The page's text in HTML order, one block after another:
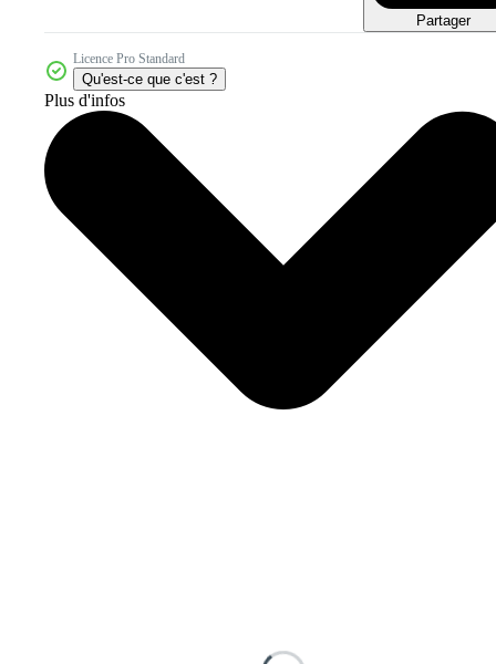
Partager
Licence Pro Standard
Qu'est-ce que c'est ?
Plus d'infos